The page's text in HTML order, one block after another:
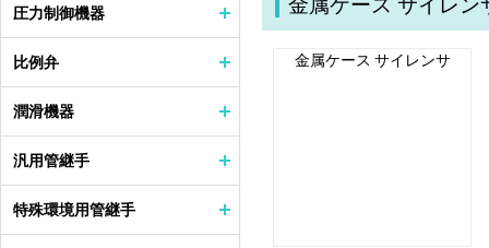
金属ケース サイレンサ
圧力制御機器
比例弁
潤滑機器
汎用管継手
特殊環境用管継手